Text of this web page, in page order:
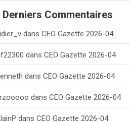
Derniers Commentaires
dans CEO Gazette 2026-04
dans CEO Gazette 2026-04
dans CEO Gazette 2026-04
dans CEO Gazette 2026-04
dans CEO Gazette 2026-04